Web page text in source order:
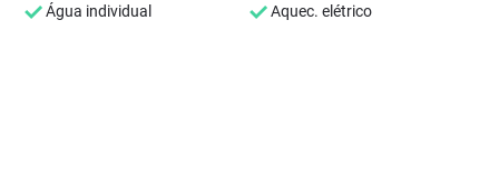
Água individual Aquec. elétrico